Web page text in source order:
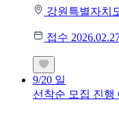
강원특별자치
접수
9/20 일
선착순 모집 진행